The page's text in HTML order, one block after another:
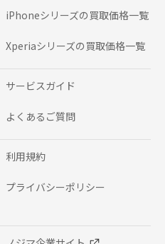
iPhoneシリーズの 買取価格一覧
Xperiaシリーズの 買取価格一覧
サービスガイド
よくあるご質問
利用規約
プライバシーポリシー